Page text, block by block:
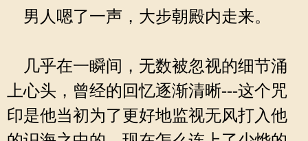
男人嗯了一声，大步朝殿内走来。
几乎在一瞬间，无数被忽视的细节涌
上心头，曾经的回忆逐渐清晰---这个咒
印是他当初为了更好地监视无风打入他